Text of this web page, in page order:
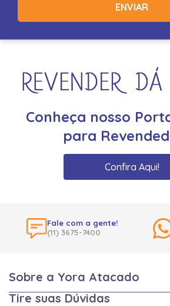
ENVIAR
Conheça nosso
para
Confira Aqui!
Fale com a gente!
(11) 3675-7400
Sobre a Yora Atacado
Tire suas Dúvidas